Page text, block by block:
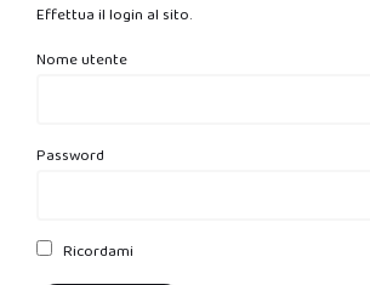
Effettua il login al sito.
Nome utente
Password
Ricordami